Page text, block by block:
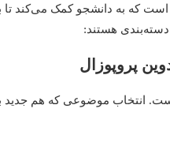
که به دانشجو کمک می‌کند تا
هستند:
انتخاب موضوعی که هم جدید